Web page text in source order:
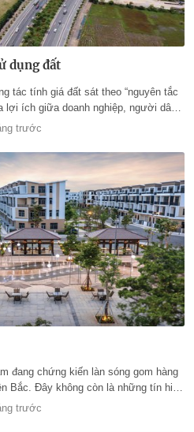
dụng đất
tác tính giá đất sát theo “nguyên tắc
lợi ích giữa doanh nghiệp, người dân
trước
đang chứng kiến làn sóng gom hàng
Bắc. Đây không còn là những tín hiệu
dịch chuyển lớn của toàn thị
trước